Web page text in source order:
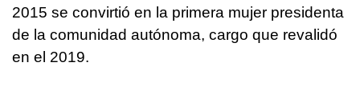
2015 se convirtió en la primera mujer presidenta
de la comunidad autónoma, cargo que revalidó
en el 2019.